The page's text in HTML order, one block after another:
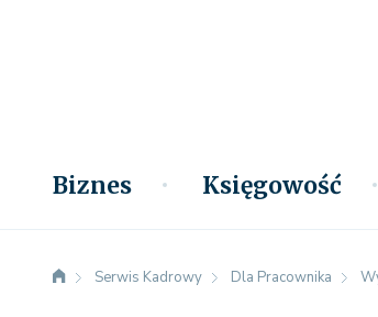
Biznes Księgowość
Serwis Kadrowy Dla Pracownika